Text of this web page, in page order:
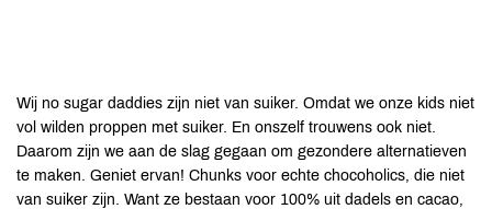
Wij no sugar daddies zijn niet van suiker. Omdat we onze kids niet
vol wilden proppen met suiker. En onszelf trouwens ook niet.
Daarom zijn we aan de slag gegaan om gezondere alternatieven
te maken. Geniet ervan! Chunks voor echte chocoholics, die niet
van suiker zijn. Want ze bestaan voor 100% uit dadels en cacao,